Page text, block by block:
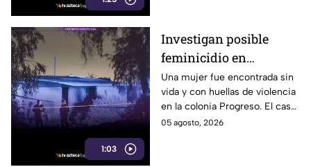
1:03
Investigan posible
feminicidio en
Mexicali; hallan a una
mujer sin vida con
huellas de violencia
Una mujer fue encontrada sin
vida y con huellas de violencia
en la colonia Progreso. El caso
es investigado como un
05 agosto, 2026